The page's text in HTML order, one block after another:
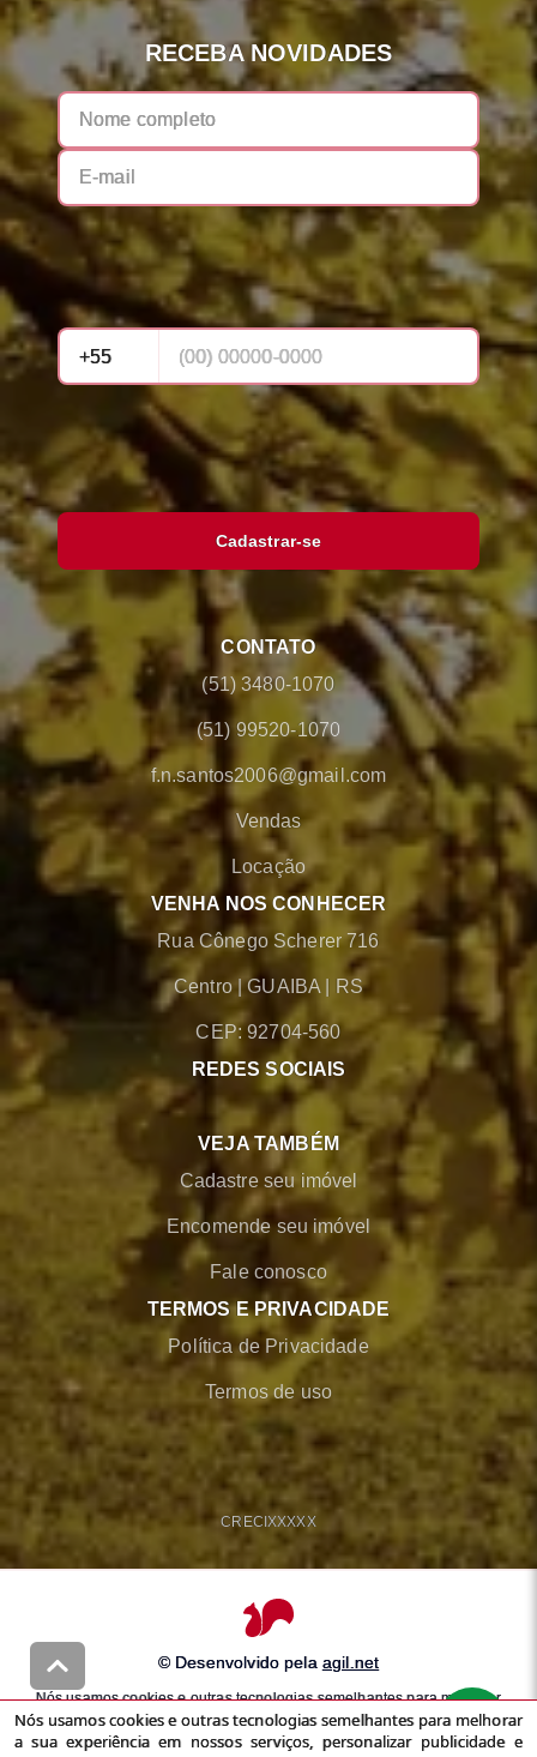
RECEBA NOVIDADES
Cadastrar-se
CONTATO
(51) 3480-1070
(51) 99520-1070
f.n.santos2006@gmail.com
Vendas
Locação
VENHA NOS CONHECER
Rua Cônego Scherer 716
Centro |GUAIBA RS
CEP: 92704-560
REDES SOCIAIS
VEJA TAMBÉM
Cadastre seu imóvel
Encomende seu imóvel
Fale conosco
TERMOS E PRIVACIDADE
Política de Privacidade
Termos de uso
CRECIXXXXX
© Desenvolvido pela agil.net
Nós usamos cookies e outras tecnologias semelhantes para melhorar
a sua experiência em nossos serviços, personalizar publicidade e
recomendar conteúdo de seu interesse. Ao utilizar nossos serviços,
Nós usamos cookies e outras tecnologias semelhantes para melhorar
a sua experiência em nossos serviços, personalizar publicidade e